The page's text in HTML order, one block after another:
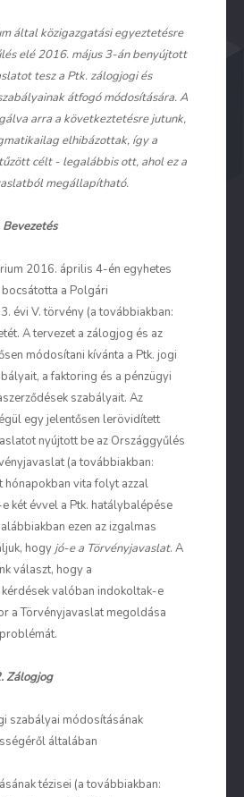
által közigazgatási egyeztetésre
elé 2016. május 3-án benyújtott
tesz a Ptk. zálogjogi és
átfogó módosítására. A
arra a következtetésre jutunk,
elhibázottak, így a
célt - legalábbis ott, ahol ez a
megállapítható.
Bevezetés
2016. április 4-én egyhetes
a Polgári
évi V. törvény (a továbbiakban:
A tervezet a zálogjog és az
módosítani kívánta a Ptk. jogi
a faktoring és a pénzügyi
szabályait. Az
egy jelentősen lerövidített
nyújtott be az Országgyűlés
(a továbbiakban:
vita folyt azzal
két évvel a Ptk. hatálybalépése
ezen az izgalmas
hogy jó-e a Törvényjavaslat. A
választ, hogy a
valóban indokoltak-e
a Törvényjavaslat megoldása
Zálogjog
szabályai módosításának
általában
tézisei (a továbbiakban: